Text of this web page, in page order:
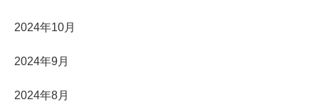
2024年10月
2024年9月
2024年8月